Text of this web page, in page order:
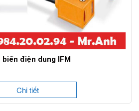
biến điện dung IFM
Chi tiết